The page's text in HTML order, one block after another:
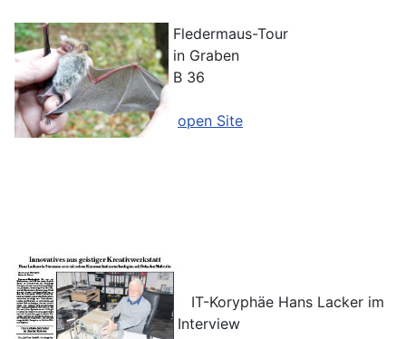
Fledermaus-Tour
in Graben
B 36
open Site
IT-Koryphäe Hans Lacker im
Interview